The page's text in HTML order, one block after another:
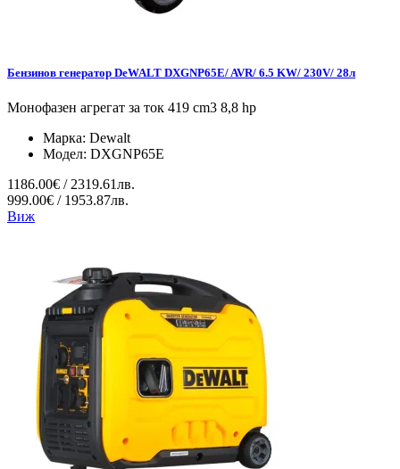
Бензинов генератор DeWALT DXGNP65E/ AVR/ 6.5 KW/ 230V/ 28л
Монофазен агрегат за ток 419 cm3 8,8 hp
Марка: Dewalt
Модел: DXGNP65E
1186.00€ / 2319.61лв.
999.00€ / 1953.87лв.
Виж